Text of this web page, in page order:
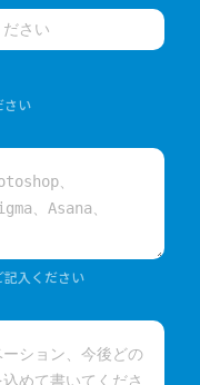
さい
入ください